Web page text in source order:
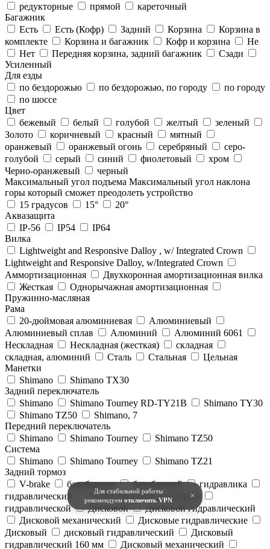
Для стабильной работы
рекомендуем отключить VPN ×
редукторные
прямой
кареточный
Багажник
Есть
Есть (Кофр) Задний Корзина
Корзина в
комплекте
Корзина и багажник Кофр и корзина
Не
Нет
Передняя корзина, задний багажник
Сзади
Усиленный
Для езды
по бездорожью
по бездорожью, по городу
по городу
по шоссе
Цвет
бежевый
белый голубой желтый
зеленый
Золото
коричневый красный
мятный
оранжевый
оранжевый огонь серебряный
серо-
голубой
серый синий фиолетовый
хром
Черно-оранжевый
черный
Максимальный угол подъема Максимальный угол наклона
горы который сможет преодолеть устройство
15 градусов
15°
20°
Аквазащита
IP-56
IP54
IP64
Вилка
Lightweight and Responsive Dalloy , w/ Integrated Crown
Lightweight and Responsive Dalloy, w/Integrated Crown
Аммортизационная
Двухкоронная амортизационная вилка
Жесткая
Однорычажная амортизационная
Пружинно-масляная
Рама
20-дюймовая алюминиевая
Алюминиевый
Алюминиевый сплав
Алюминий
Алюминий 6061
Нескладная
Нескладная (жесткая)
складная
складная, алюминий
Сталь Стальная
Цельная
Манетки
Shimano
Shimano TX30
Задний переключатель
Shimano
Shimano Tourney RD-TY21B
Shimano TY30
Shimano TZ50
Shimano, 7
Передний переключатель
Shimano
Shimano Tourney
Shimano TZ50
Система
Shimano
Shimano Tourney
Shimano TZ21
Задний тормоз
V-brake
барабанные барабанный
гидравлика
гидравлический
Гидравлический дисковый
гидравлической
Дисковой
Дисковой гидравлический
Дисковой механический
Дисковые гидравлические
Дисковый
дисковый гидравлический
Дисковый
гидравлический 160 мм
Дисковый механический